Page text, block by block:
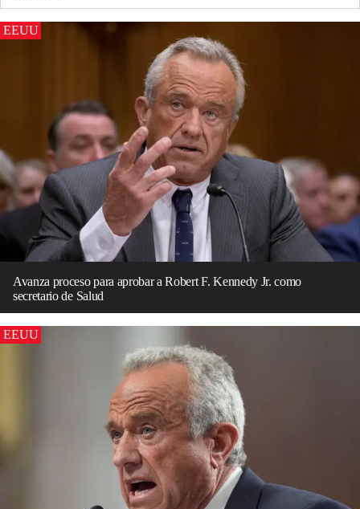
EEUU
Avanza proceso para aprobar a Robert F. Kennedy Jr. como
secretario de Salud
EEUU